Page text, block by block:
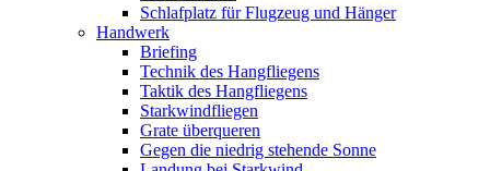
Schlafplatz für Flugzeug und Hänger
Handwerk
Briefing
Technik des Hangfliegens
Taktik des Hangfliegens
Starkwindfliegen
Grate überqueren
Gegen die niedrig stehende Sonne